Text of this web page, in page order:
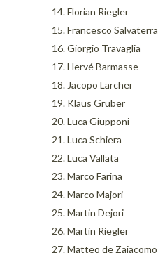
14. Florian Riegler
15. Francesco Salvaterra
16. Giorgio Travaglia
17. Hervé Barmasse
18. Jacopo Larcher
19. Klaus Gruber
20. Luca Giupponi
21. Luca Schiera
22. Luca Vallata
23. Marco Farina
24. Marco Majori
25. Martin Dejori
26. Martin Riegler
27. Matteo de Zaiacomo